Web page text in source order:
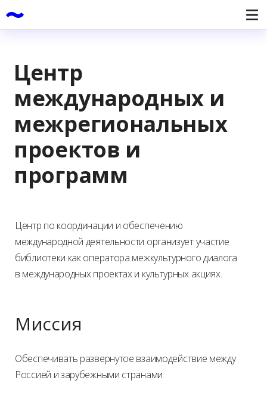
Центр
международных и
межрегиональных
проектов и
программ
Центр по координации и обеспечению
международной деятельности организует участие
библиотеки как оператора межкультурного диалога
в международных проектах и культурных акциях.
Миссия
Обеспечивать развернутое взаимодействие между
Россией и зарубежными странами